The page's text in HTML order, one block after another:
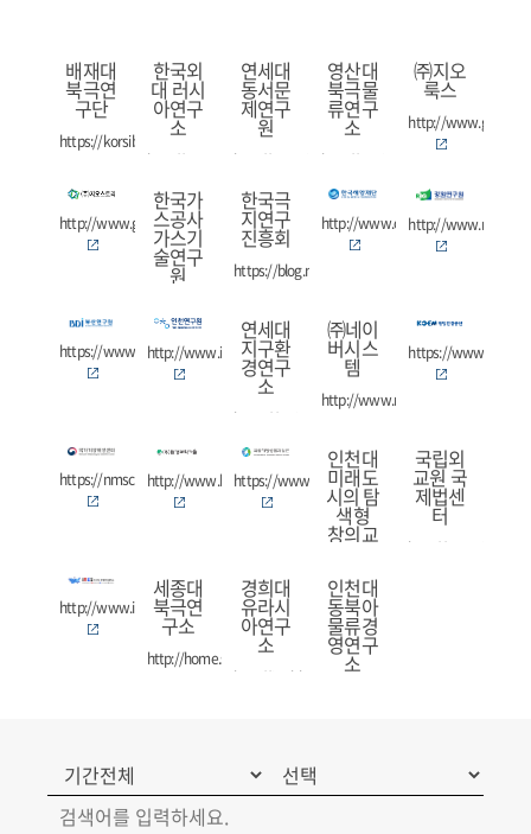
배재대
북극연
구단
https://korsib.pcu.ac.kr
한국외
대 러시
아연구
소
http://www.rus.or.kr
연세대
동서문
제연구
원
http://www.iews.or.kr
영산대
북극물
류연구
소
http://arctic.ysu.ac.kr
㈜지오
룩스
http://
http://www.geostory.co.kr
한국가
스공사
가스기
술연구
원
한국극
지연구
진흥회
https://blog.naver.com/polestory
http://www.ocean.or.krhttp://www.rig.re.kr
https://www.bdi.re.krhttp://www.ii.re.kr
연세대
지구환
경연구
소
https://nsri.yonsei.ac.kr/nslab/
㈜네이
버시스
템
http://www.neighbor21.co.kr
https://
https://nmsc.kma.go.krhttp://www.kesti.co.krhttps://www.mabik.re.kr
인천대
미래도
시의 탐
색형
창의교
단
https://www.facebook.com/
국립외
교원 국
제법센
터
http://
http://www.ires.co.kr
세종대
북극연
구소
http://home.sejong.ac.kr/~arctic/
경희대
유라시
아연구
소
http://iga.khu.ac.kr/neoiga/
인천대
동북아
물류경
영연구
소